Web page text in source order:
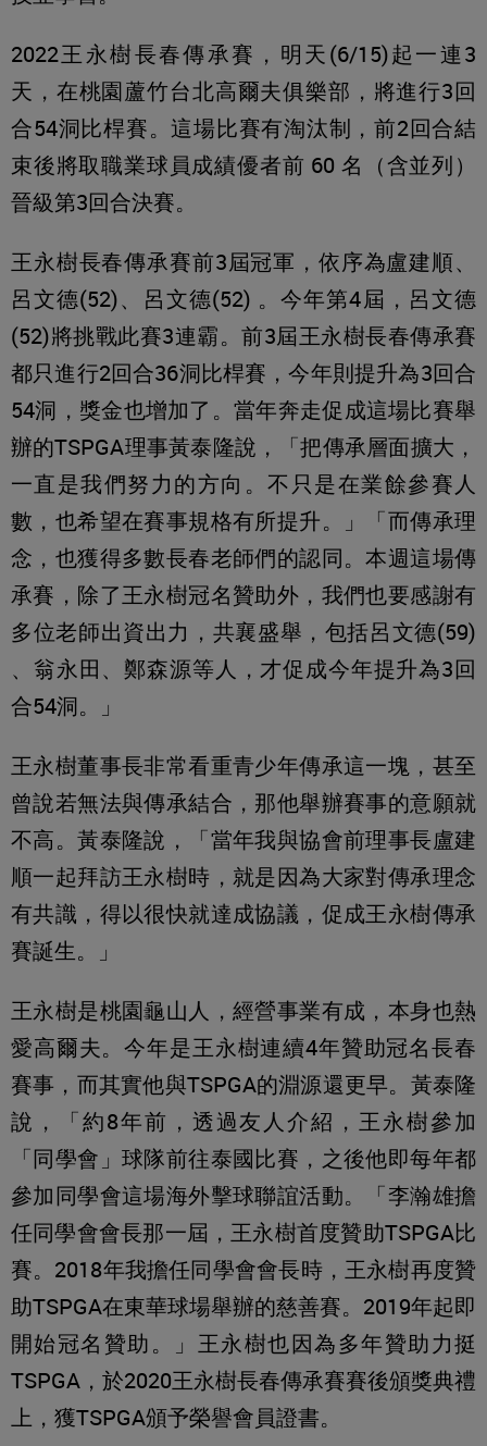
2022王永樹長春傳承賽，明天(6/15)起一連3
天，在桃園蘆竹台北高爾夫俱樂部，將進行3回
合54洞比桿賽。這場比賽有淘汰制，前2回合結
束後將取職業球員成績優者前 60 名（含並列）
晉級第3回合決賽。
王永樹長春傳承賽前3屆冠軍，依序為盧建順、
呂文德(52)、呂文德(52) 。今年第4屆，呂文德
(52)將挑戰此賽3連霸。前3屆王永樹長春傳承賽
都只進行2回合36洞比桿賽，今年則提升為3回合
54洞，獎金也增加了。當年奔走促成這場比賽舉
辦的TSPGA理事黃泰隆說，「把傳承層面擴大，
一直是我們努力的方向。不只是在業餘參賽人
數，也希望在賽事規格有所提升。」「而傳承理
念，也獲得多數長春老師們的認同。本週這場傳
承賽，除了王永樹冠名贊助外，我們也要感謝有
多位老師出資出力，共襄盛舉，包括呂文德(59)
、翁永田、鄭森源等人，才促成今年提升為3回
合54洞。」
王永樹董事長非常看重青少年傳承這一塊，甚至
曾說若無法與傳承結合，那他舉辦賽事的意願就
不高。黃泰隆說，「當年我與協會前理事長盧建
順一起拜訪王永樹時，就是因為大家對傳承理念
有共識，得以很快就達成協議，促成王永樹傳承
賽誕生。」
王永樹是桃園龜山人，經營事業有成，本身也熱
愛高爾夫。今年是王永樹連續4年贊助冠名長春
賽事，而其實他與TSPGA的淵源還更早。黃泰隆
說，「約8年前，透過友人介紹，王永樹參加
「同學會」球隊前往泰國比賽，之後他即每年都
參加同學會這場海外擊球聯誼活動。「李瀚雄擔
任同學會會長那一屆，王永樹首度贊助TSPGA比
賽。2018年我擔任同學會會長時，王永樹再度贊
助TSPGA在東華球場舉辦的慈善賽。2019年起即
開始冠名贊助。」王永樹也因為多年贊助力挺
TSPGA，於2020王永樹長春傳承賽賽後頒獎典禮
上，獲TSPGA頒予榮譽會員證書。